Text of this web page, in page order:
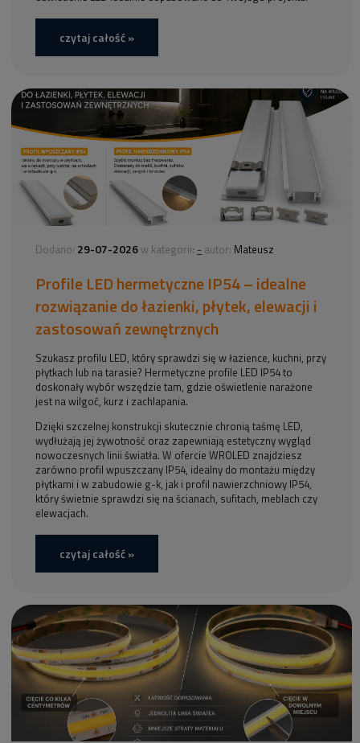
czytaj całość »
Dodano: 29-07-2026 w kategorii: - autor: Mateusz
Profile LED hermetyczne IP54 – idealne
rozwiązanie do łazienki, płytek, elewacji i
zastosowań zewnętrznych
Szukasz profilu LED, który sprawdzi się w łazience, kuchni, przy
płytkach lub na tarasie? Hermetyczne profile LED IP54 to
doskonały wybór wszędzie tam, gdzie oświetlenie narażone
jest na wilgoć, kurz i zachlapania.
Dzięki szczelnej konstrukcji skutecznie chronią taśmę LED,
wydłużają jej żywotność oraz zapewniają estetyczny wygląd
nowoczesnych linii światła. W ofercie WROLED znajdziesz
zarówno profil wpuszczany IP54, idealny do montażu między
płytkami i w zabudowie g-k, jak i profil nawierzchniowy IP54,
który świetnie sprawdzi się na ścianach, sufitach, meblach czy
elewacjach.
czytaj całość »